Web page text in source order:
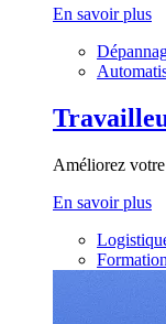
En savoir plus
Améliorez
En savoir plus